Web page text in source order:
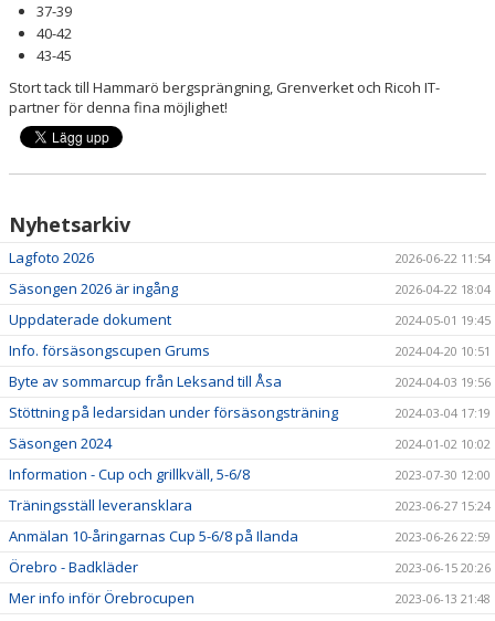
37-39
40-42
43-45
Stort tack till Hammarö bergsprängning, Grenverket och Ricoh IT-
partner för denna fina möjlighet!
Nyhetsarkiv
Lagfoto 2026 2026-06-22 11:54
Säsongen 2026 är ingång 2026-04-22 18:04
Uppdaterade dokument 2024-05-01 19:45
Info. försäsongscupen Grums 2024-04-20 10:51
Byte av sommarcup från Leksand till Åsa 2024-04-03 19:56
Stöttning på ledarsidan under försäsongsträning 2024-03-04 17:19
Säsongen 2024 2024-01-02 10:02
Information - Cup och grillkväll, 5-6/8 2023-07-30 12:00
Träningsställ leveransklara 2023-06-27 15:24
Anmälan 10-åringarnas Cup 5-6/8 på Ilanda 2023-06-26 22:59
Örebro - Badkläder 2023-06-15 20:26
Mer info inför Örebrocupen 2023-06-13 21:48